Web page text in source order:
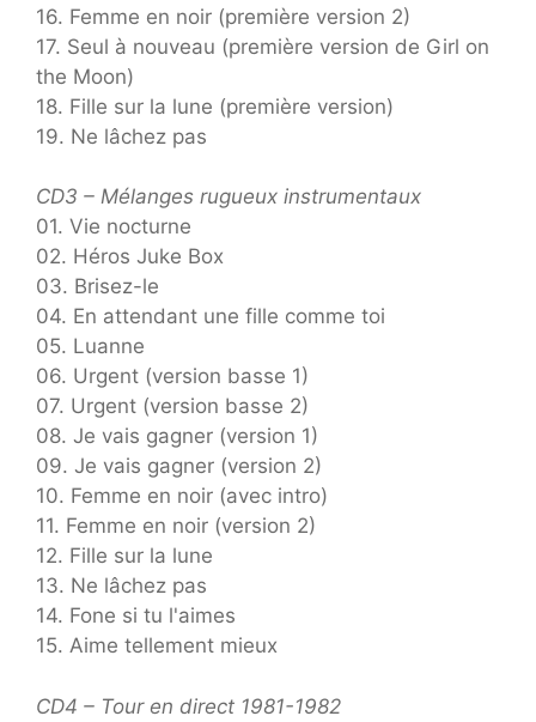
16. Femme en noir (première version 2)
17. Seul à nouveau (première version de Girl on
the Moon)
18. Fille sur la lune (première version)
19. Ne lâchez pas
CD3 – Mélanges rugueux instrumentaux
01. Vie nocturne
02. Héros Juke Box
03. Brisez-le
04. En attendant une fille comme toi
05. Luanne
06. Urgent (version basse 1)
07. Urgent (version basse 2)
08. Je vais gagner (version 1)
09. Je vais gagner (version 2)
10. Femme en noir (avec intro)
11. Femme en noir (version 2)
12. Fille sur la lune
13. Ne lâchez pas
14. Fone si tu l'aimes
15. Aime tellement mieux
CD4 – Tour en direct 1981-1982